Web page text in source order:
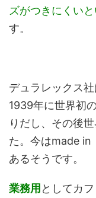
ズがつきにくい
す。
デュラレックス
1939年に世界初
りだし、その後
た。今はmade
あるそうです。
業務用 としてカ